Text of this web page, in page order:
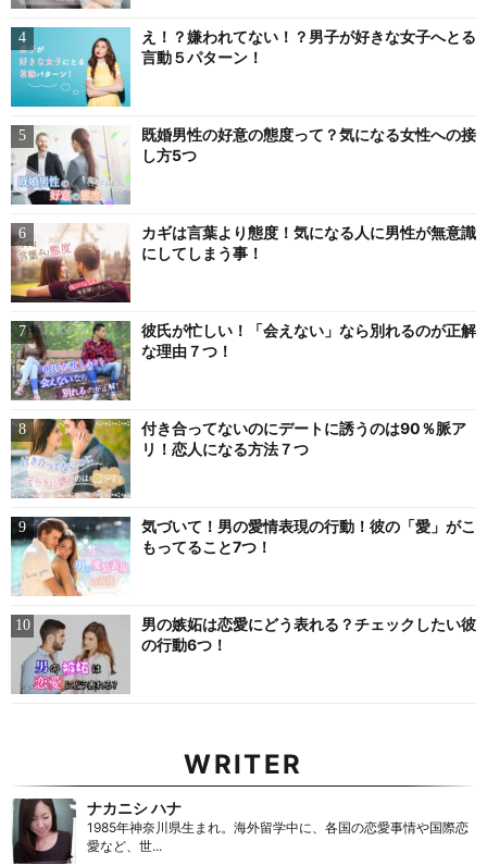
え！？嫌われてない！？男子が好きな女子へとる
言動５パターン！
既婚男性の好意の態度って？気になる女性への接
し方5つ
カギは言葉より態度！気になる人に男性が無意識
にしてしまう事！
彼氏が忙しい！「会えない」なら別れるのが正解
な理由７つ！
付き合ってないのにデートに誘うのは90％脈ア
リ！恋人になる方法７つ
気づいて！男の愛情表現の行動！彼の「愛」がこ
もってること7つ！
男の嫉妬は恋愛にどう表れる？チェックしたい彼
の行動6つ！
WRITER
ナカニシ ハナ
1985年神奈川県生まれ。海外留学中に、各国の恋愛事情や国際恋
愛など、世...